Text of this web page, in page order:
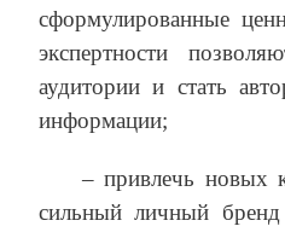
сформулированные
экспертности
аудитории и стать
информации;
– привлечь новых
сильный личный бренд